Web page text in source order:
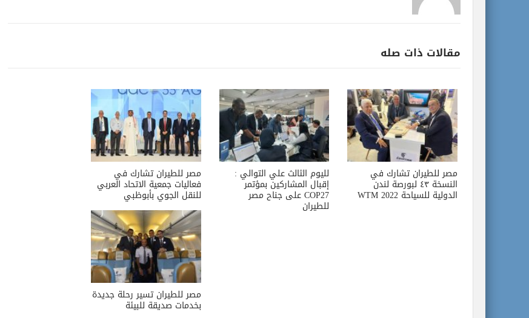
مقالات ذات صله
مصر للطيران تشارك في
النسخة ٤٣ لبورصة لندن
الدولية للسياحة WTM 2022
لليوم الثالث علي التوالي :
إقبال المشاركين بمؤتمر
COP27 على جناح مصر
للطيران
مصر للطيران تشارك في
فعاليات جمعية الاتحاد العربي
للنقل الجوي بأبوظبي
مصر للطيران تسير رحلة جديدة
بخدمات صديقة للبيئة